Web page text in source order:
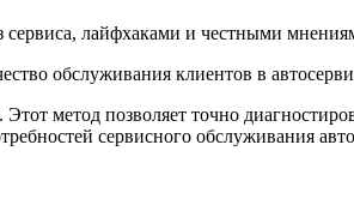
лайфхаками и честными
обслуживания клиентов в
метод позволяет точно
сервисного обслуживания